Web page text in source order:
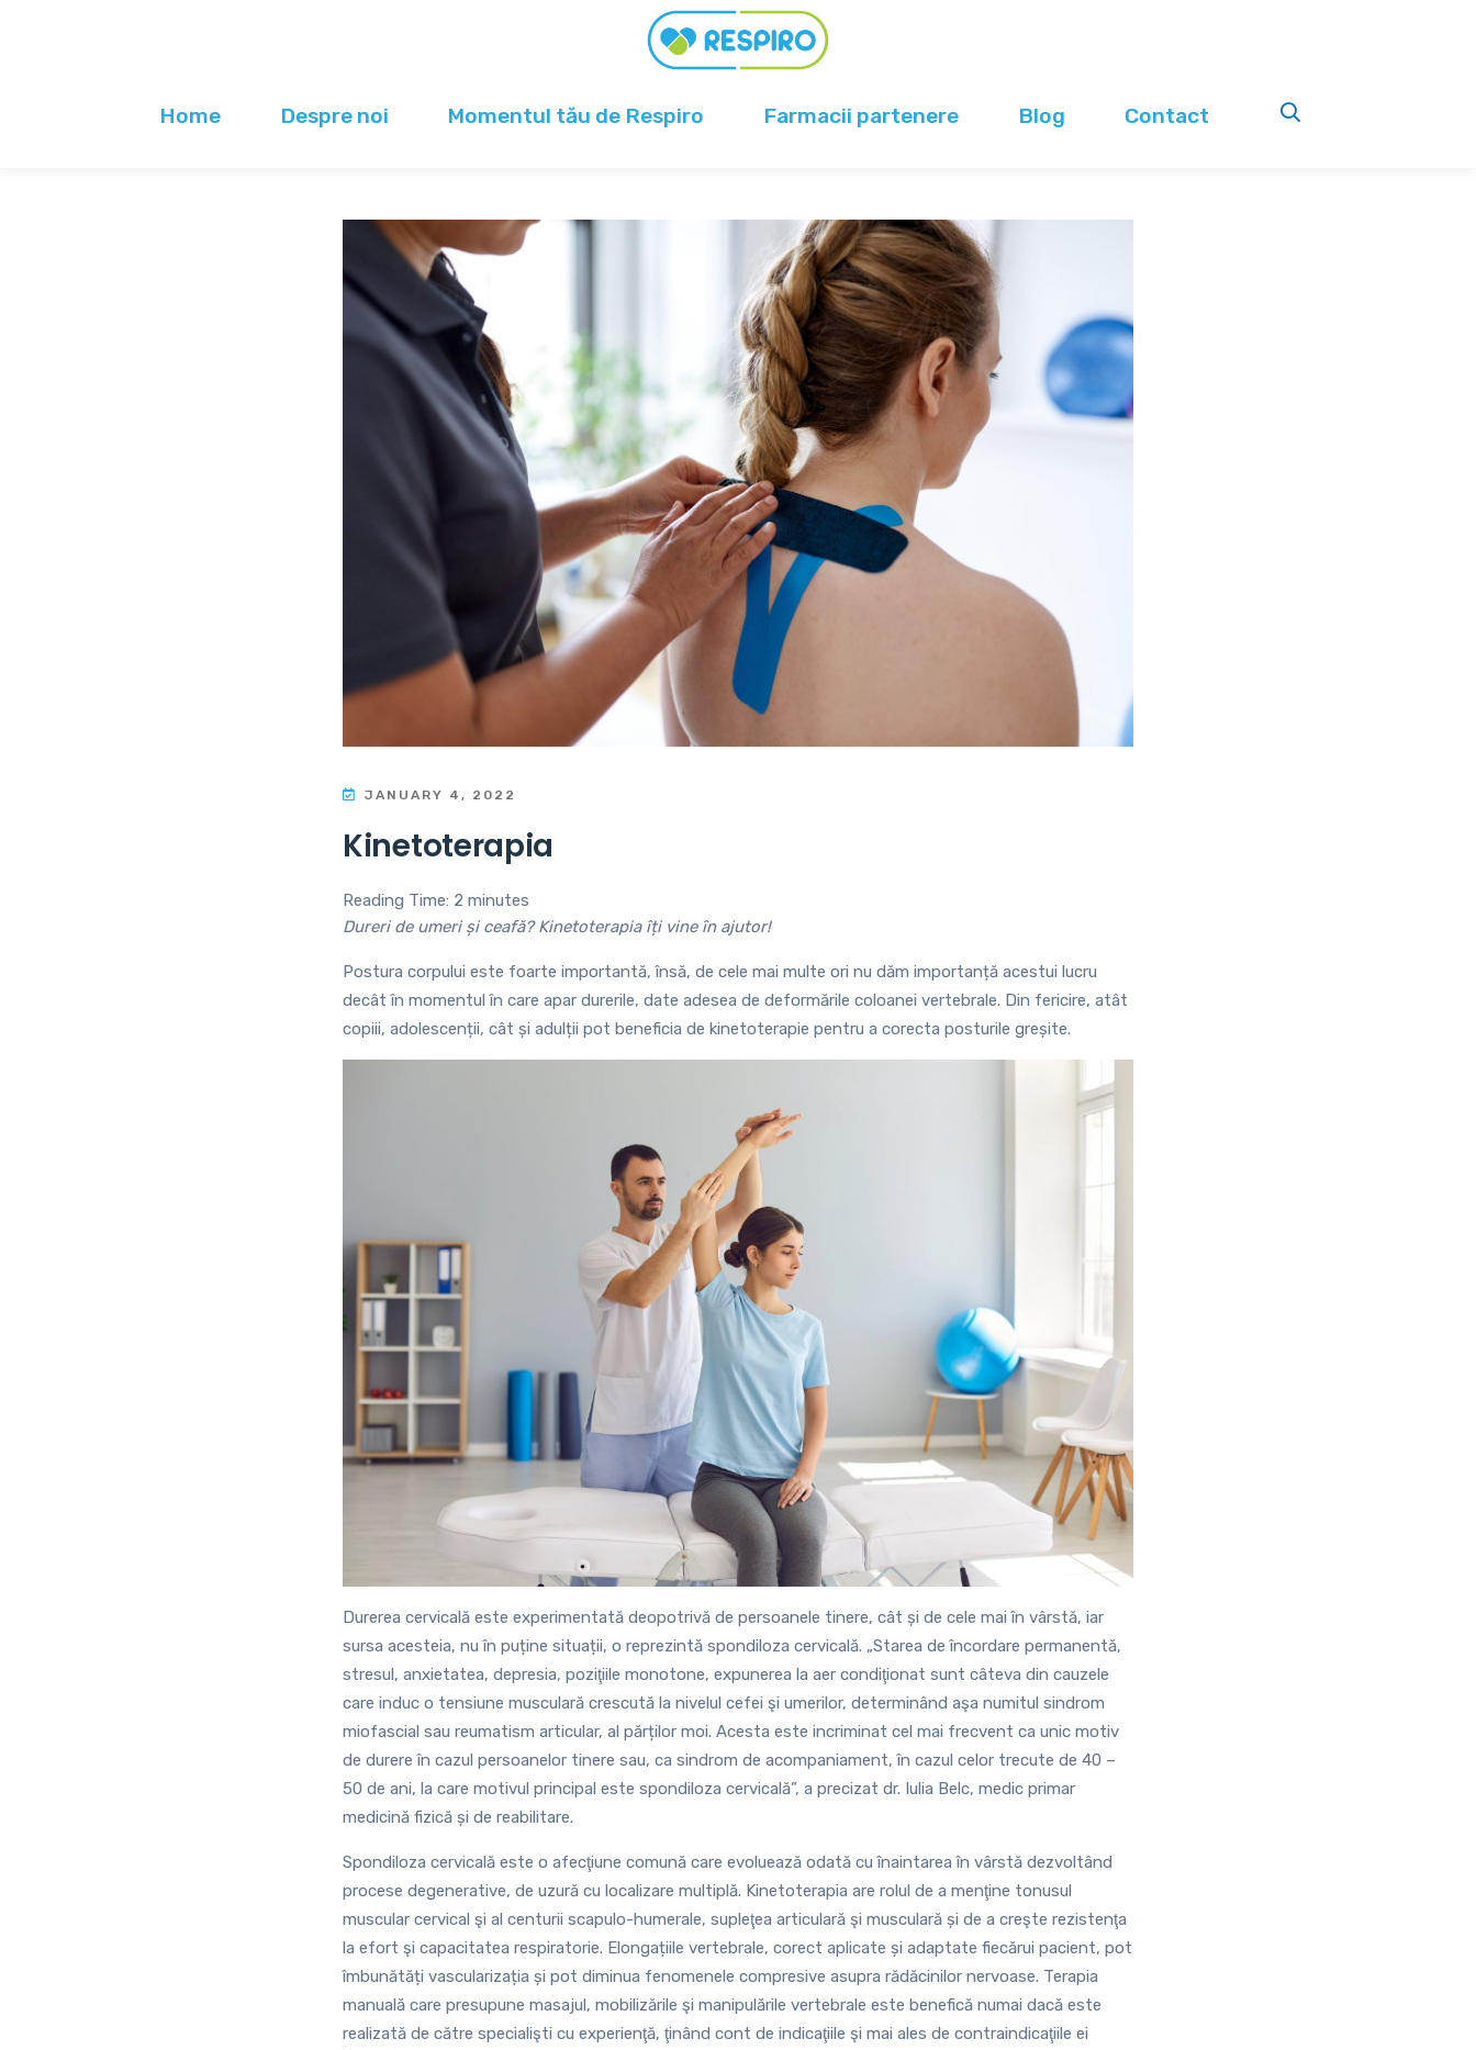
Home Despre noi Momentul tău de Respiro Farmacii partenere Blog Contact
JANUARY 4, 2022
Kinetoterapia
Reading Time: 2 minutes
Dureri de umeri și ceafă? Kinetoterapia îți vine în ajutor!
Postura corpului este foarte importantă, însă, de cele mai multe ori nu dăm importanță acestui lucru
decât în momentul în care apar durerile, date adesea de deformările coloanei vertebrale. Din fericire, atât
copiii, adolescenții, cât și adulții pot beneficia de kinetoterapie pentru a corecta posturile greșite.
Durerea cervicală este experimentată deopotrivă de persoanele tinere, cât și de cele mai în vârstă, iar
sursa acesteia, nu în puține situații, o reprezintă spondiloza cervicală. „Starea de încordare permanentă,
stresul, anxietatea, depresia, poziţiile monotone, expunerea la aer condiţionat sunt câteva din cauzele
care induc o tensiune musculară crescută la nivelul cefei şi umerilor, determinând aşa numitul sindrom
miofascial sau reumatism articular, al părților moi. Acesta este incriminat cel mai frecvent ca unic motiv
de durere în cazul persoanelor tinere sau, ca sindrom de acompaniament, în cazul celor trecute de 40 –
50 de ani, la care motivul principal este spondiloza cervicală”, a precizat dr. Iulia Belc, medic primar
medicină fizică și de reabilitare.
Spondiloza cervicală este o afecţiune comună care evoluează odată cu înaintarea în vârstă dezvoltând
procese degenerative, de uzură cu localizare multiplă. Kinetoterapia are rolul de a menţine tonusul
muscular cervical şi al centurii scapulo-humerale, supleţea articulară şi musculară și de a creşte rezistenţa
la efort şi capacitatea respiratorie. Elongațiile vertebrale, corect aplicate și adaptate fiecărui pacient, pot
îmbunătăți vascularizația și pot diminua fenomenele compresive asupra rădăcinilor nervoase. Terapia
manuală care presupune masajul, mobilizările şi manipulările vertebrale este benefică numai dacă este
realizată de către specialişti cu experienţă, ţinând cont de indicaţiile şi mai ales de contraindicaţiile ei